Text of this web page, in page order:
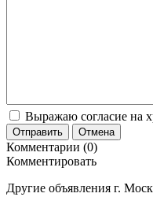
Выражаю согласие на
Отправить Отмена
Комментарии (0)
Комментировать
Другие объявления г.